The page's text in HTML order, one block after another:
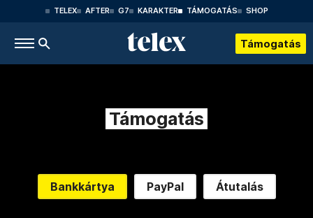
TELEX AFTER G7 KARAKTER TÁMOGATÁS SHOP
Támogatás
Támogatás
Bankkártya PayPal Átutalás